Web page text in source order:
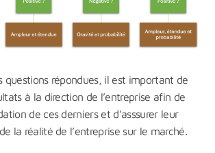
questions répondues, il est important de
à la direction de l’entreprise afin de
de ces derniers et d’asssurer leur
la réalité de l’entreprise sur le marché.